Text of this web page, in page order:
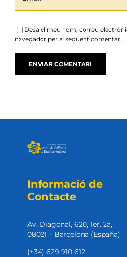
Desa el meu nom, correu
navegador per al següent comentari.
Informació de
Contacte
Av. Diagonal, 620, 1er. 2a,
08021 – Barcelona (Espaňa)
(+34) 629 910 612